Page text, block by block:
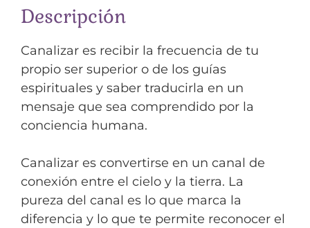
Descripción
Canalizar es recibir la frecuencia de tu
propio ser superior o de los guías
espirituales y saber traducirla en un
mensaje que sea comprendido por la
conciencia humana.
Canalizar es convertirse en un canal de
conexión entre el cielo y la tierra. La
pureza del canal es lo que marca la
diferencia y lo que te permite reconocer el